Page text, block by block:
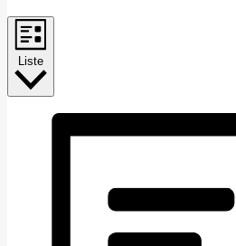
Liste